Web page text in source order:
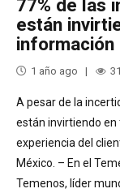
77% de las
están
1 año ago
A pesar de la
están invirtiendo en
experiencia del
México. – En el
Temenos, líder